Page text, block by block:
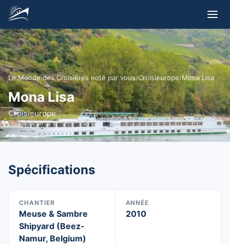
Le Monde des Croisières noté par vous/Croisieurope/Mona Lisa
Mona Lisa
Croisieurope
Spécifications
CHANTIER
Meuse & Sambre
Shipyard (Beez-
Namur, Belgium)
ANNÉE
2010